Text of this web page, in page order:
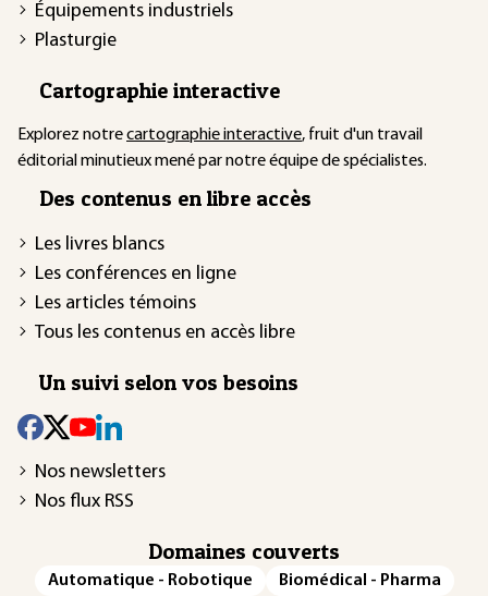
Équipements industriels
Plasturgie
Cartographie interactive
Explorez notrecartographie interactive, fruit d'un travail
éditorial minutieux mené par notre équipe de spécialistes.
Des contenus en libre accès
Les livres blancs
Les conférences en ligne
Les articles témoins
Tous les contenus en accès libre
Un suivi selon vos besoins
Nos newsletters
Nos flux RSS
Domaines couverts
Automatique - Robotique
Biomédical - Pharma